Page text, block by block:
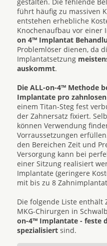
führt häufig zu massiven
entstehen erhebliche
Knochenaufbau vor einer
on 4™ Implantat
Problemlöser dienen, da
Implantatsetzung
auskommt.
Die ALL-on-4™ Methode
Implantate pro
einem Titan-Steg fest
der Zahnersatz fixiert.
können Verwendung
Vorraussetzungen
den Bereichen Zeit und
Versorgung kann bei
einer Sitzung realisiert
Implantate (geringere
mit bis zu 8
Die folgende Liste enthält
MKG-Chirurgen in
on-4™ Implantate - feste
spezialisiert sind.